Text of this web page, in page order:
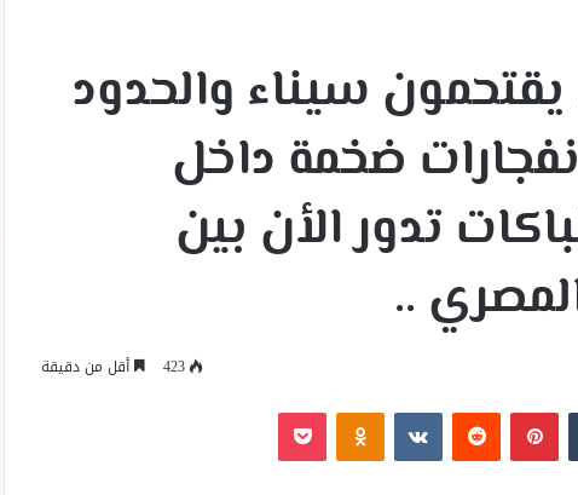
يقتحمون سيناء والحدود
ضخمة داخل
تدور الأن بين
..
423 أقل من دقيقة
بينتيريست Odnoklassniki
‫Pocket